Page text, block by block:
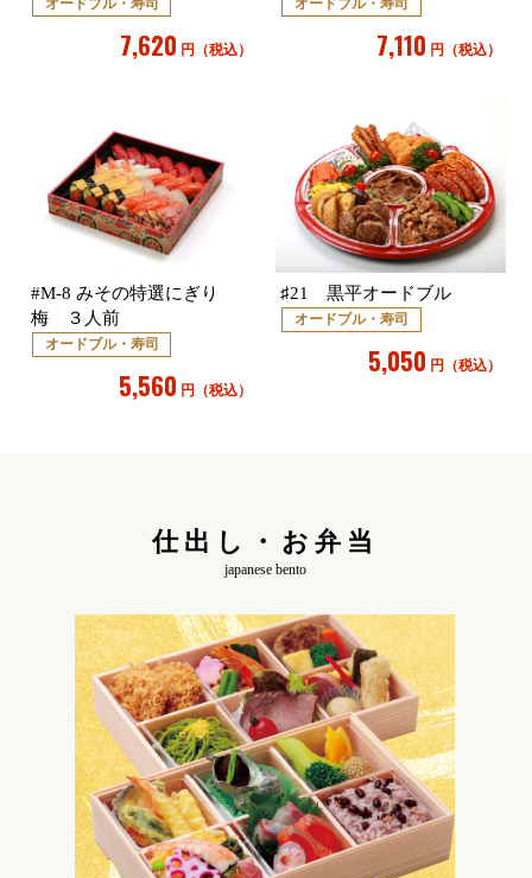
オードブル・寿司
7,620 円（税込）
オードブル・寿司
7,110 円（税込）
#M-8 みその特選にぎり
梅 ３人前
オードブル・寿司
5,560 円（税込）
♯21 黒平オードブル
オードブル・寿司
5,050 円（税込）
仕出し・お弁当
japanese bento